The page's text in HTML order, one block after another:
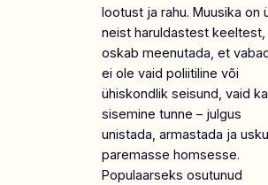
lootust ja rahu. Muusika on
neist haruldastest keeltest,
oskab meenutada, et
ei ole vaid poliitiline või
ühiskondlik seisund, vaid ka
sisemine tunne – julgus
unistada, armastada ja
paremasse homsesse.
Populaarseks osutunud